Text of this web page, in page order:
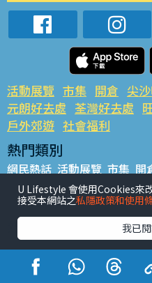
活動展覽 市集 開倉 尖
元朗好去處 荃灣好去處
戶外郊遊 社會福利
熱門類別
網民熱話 活動展覽 市集 開
銅鑼灣好去處 元朗好去處
餐廳情報 戶外郊遊
熱門標籤
#UGO搵好去處 #人氣活動
#親子玩樂好去處
#UJetso禮物放送
U Lifestyle 會使用Cookies來
接受本網站之私隱政策和使用
我已